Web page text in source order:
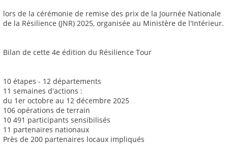
lors de la cérémonie de remise des prix de la Journée Nationale
de la Résilience (JNR) 2025, organisée au Ministère de l'Intérieur.
Bilan de cette 4e édition du Résilience Tour
10 étapes - 12 départements
11 semaines d'actions :
du 1er octobre au 12 décembre 2025
106 opérations de terrain
10 491 participants sensibilisés
11 partenaires nationaux
Près de 200 partenaires locaux impliqués